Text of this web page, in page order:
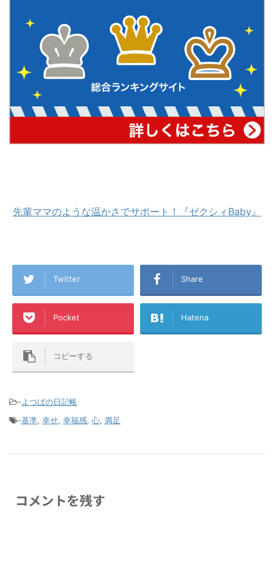
先輩ママのような温かさでサポート！『ゼクシィBaby』
Twitter Share
Pocket Hatena
コピーする
-よつばの日記帳
-基準, 幸せ, 幸福感, 心, 満足
コメントを残す